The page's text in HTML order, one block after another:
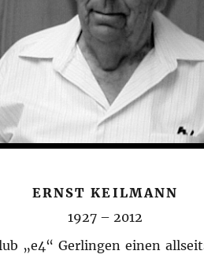
ERNST KEILMANN
1927 – 2012
„e4“ Gerlingen einen